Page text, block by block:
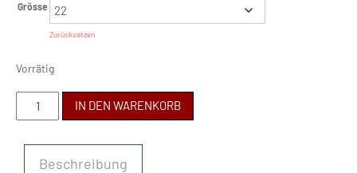
Grösse
Zurücksetzen
Vorrätig
BABY
BARE
FEBO
IN DEN WARENKORB
Beschreibung